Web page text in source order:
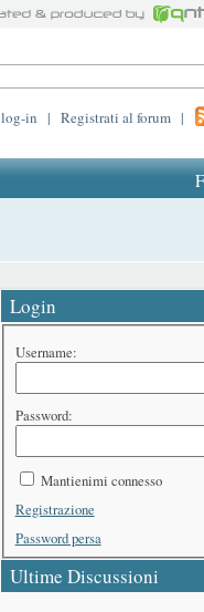
log-in | Registrati al forum |
Login
Username:
Password:
Mantienimi connesso
Registrazione
Password persa
Ultime Discussioni